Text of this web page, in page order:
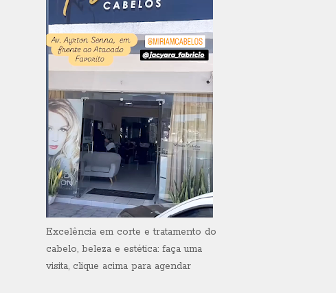
Excelência em corte e tratamento do
cabelo, beleza e estética: faça uma
visita, clique acima para agendar